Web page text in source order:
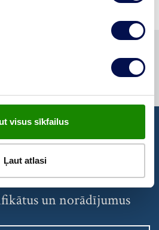
visus sīkfailus
Ļaut atlasi
nepieciešamos
un norādījumus